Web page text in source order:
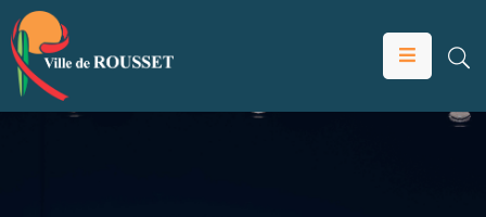
VOTRE
MAIRIE